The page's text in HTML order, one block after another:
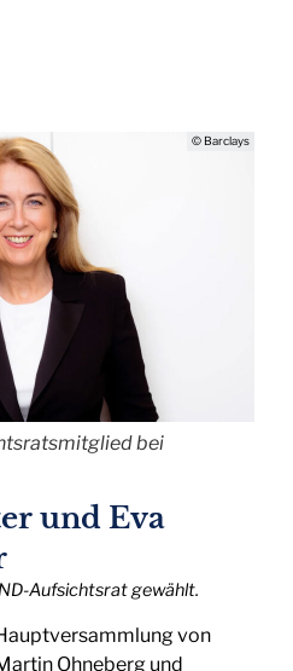
© Barclays
bei
und Eva
Aufsichtsrat gewählt.
von
Ohneberg und